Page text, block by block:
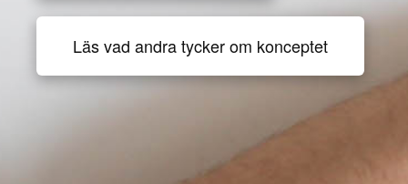
Läs vad andra tycker om konceptet